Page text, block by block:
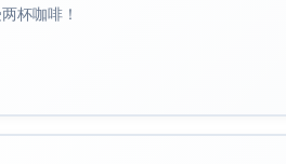
不夸大其词，以“适配”和“可听性”为核
特性进一步优化推广策略。
杯咖啡！